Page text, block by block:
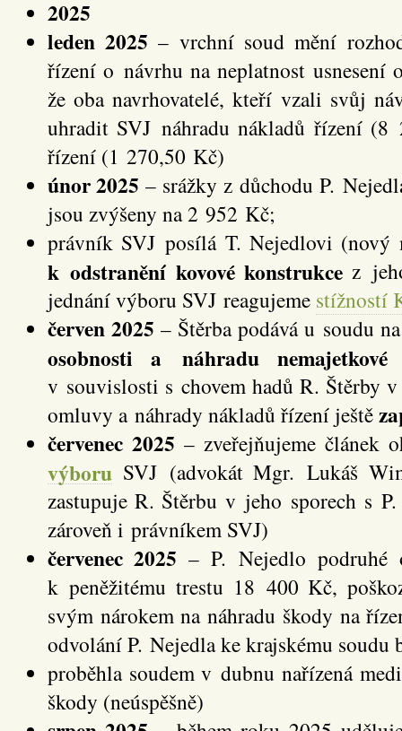
2025
leden 2025 – vrchní soud mění
řízení o návrhu na neplatnost
že oba navrhovatelé, kteří vzali svůj
uhradit SVJ náhradu nákladů řízení
řízení (1 270,50 Kč)
únor 2025 – srážky z důchodu P.
jsou zvýšeny na 2 952 Kč;
právník SVJ posílá T. Nejedlovi
k odstranění kovové konstrukcez
jednání výboru SVJ reagujeme stížností
červen 2025 – Štěrba podává u soudu
osobnosti a náhradu
v souvislosti s chovem hadů R. Štěrby
omluvy a náhrady nákladů řízení ještě
červenec 2025 – zveřejňujeme článek
výboruSVJ (advokát Mgr. Lukáš
zastupuje R. Štěrbu v jeho sporech s
zároveň i právníkem SVJ)
červenec 2025 – P. Nejedlo podruhé
k peněžitému trestu 18 400 Kč,
svým nárokem na náhradu škody na
odvolání P. Nejedla ke krajskému
proběhla soudem v dubnu nařízená
škody (neúspěšně)